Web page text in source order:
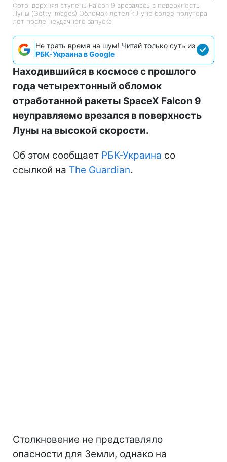
Фото: верхняя ступень Falcon 9 врезалась в поверхность
Луны (Getty Images) Обломок летел к Луне более полутора
лет после неудачного запуска
Не трать время на шум! Читай только суть из
РБК-Украина в Google
Находившийся в космосе с прошлого
года четырехтонный обломок
отработанной ракеты SpaceX Falcon 9
неуправляемо врезался в поверхность
Луны на высокой скорости.
Об этом сообщает РБК-Украина со
ссылкой на The Guardian.
Столкновение не представляло
опасности для Земли, однако на